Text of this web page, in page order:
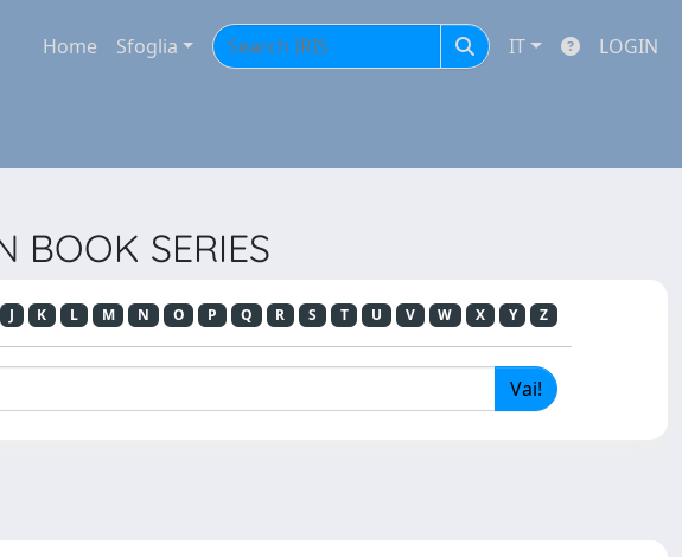
Home Sfoglia IT LOGIN
SERIES
J K L M N O P Q R S T U V W X Y Z